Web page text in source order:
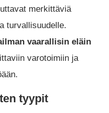
merkittäviä
turvallisuudelle.
vaarallisin eläin
varotoimiin ja
tyypit